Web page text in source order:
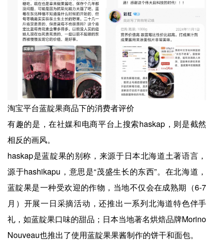
淘宝平台蓝靛果商品下的消费者评价
有趣的是，在社媒和电商平台上搜索haskap，则是截然
相反的画风。
haskap是蓝靛果的别称，来源于日本北海道土著语言，
源于hashikapu，意思是“茂盛生长的东西”。在北海道，
蓝靛果是一种受欢迎的作物，当地不仅会在成熟期（6-7
月）开展一日采摘活动，还推出一系列北海道特色伴手
礼，如蓝靛果口味的甜品；日本当地著名烘焙品牌Morino
Nouveau也推出了使用蓝靛果果酱制作的饼干和面包。